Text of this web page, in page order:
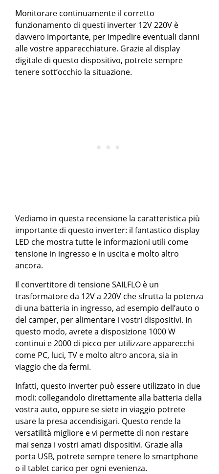
Monitorare continuamente il corretto
funzionamento di questi inverter 12V 220V è
davvero importante, per impedire eventuali danni
alle vostre apparecchiature. Grazie al display
digitale di questo dispositivo, potrete sempre
tenere sott’occhio la situazione.
Vediamo in questa recensione la caratteristica più
importante di questo inverter: il fantastico display
LED che mostra tutte le informazioni utili come
tensione in ingresso e in uscita e molto altro
ancora.
Il convertitore di tensione SAILFLO è un
trasformatore da 12V a 220V che sfrutta la potenza
di una batteria in ingresso, ad esempio dell’auto o
del camper, per alimentare i vostri dispositivi. In
questo modo, avrete a disposizione 1000 W
continui e 2000 di picco per utilizzare apparecchi
come PC, luci, TV e molto altro ancora, sia in
viaggio che da fermi.
Infatti, questo inverter può essere utilizzato in due
modi: collegandolo direttamente alla batteria della
vostra auto, oppure se siete in viaggio potrete
usare la presa accendisigari. Questo rende la
versatilità migliore e vi permette di non restare
mai senza i vostri amati dispositivi. Grazie alla
porta USB, potrete sempre tenere lo smartphone
o il tablet carico per ogni evenienza.